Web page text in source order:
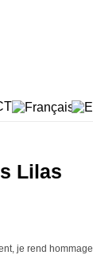
Lilas
je rend